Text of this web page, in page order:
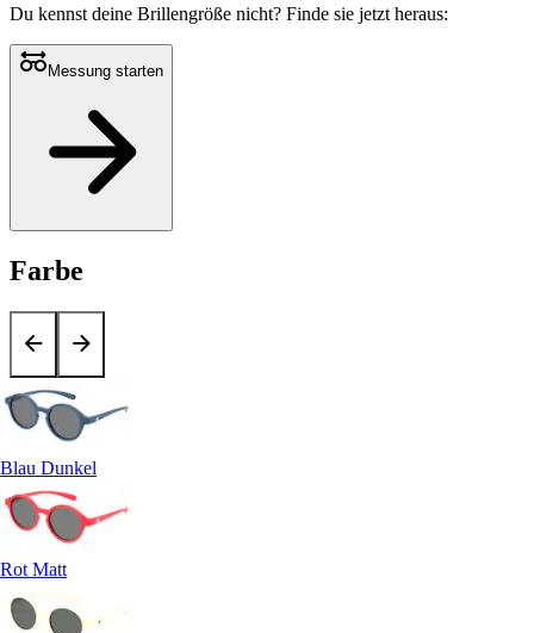
Du kennst deine Brillengröße nicht? Finde sie jetzt heraus:
Messung starten
Farbe
Blau Dunkel
Rot Matt